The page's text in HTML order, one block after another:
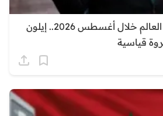
أغنى 10 أشخاص في العالم خلال أغسطس 2026.. إيلون
قياسية